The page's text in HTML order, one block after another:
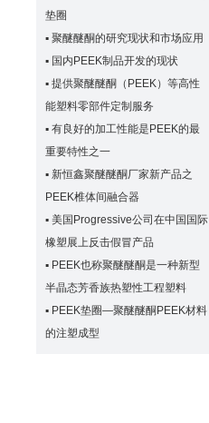
垫圈
▪ 聚醚醚酮的研究现状和市场应用
▪ 国内PEEK制品开发的现状
▪ 提供聚醚醚酮（PEEK）等高性
能塑料零部件定制服务
▪ 有良好的加工性能是PEEK的最
重要特性之一
▪ 新恒鑫聚醚醚酮厂家新产品之
PEEK椎体间融合器
▪ 美国Progressive公司在中国国际
橡塑展上反击假冒产品
▪ PEEK也称聚醚醚酮是一种新型
半晶态芳香族热塑性工程塑料
▪ PEEK垫圈—聚醚醚酮PEEK材料
的注塑成型